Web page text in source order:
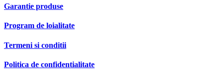
Garantie produse
Program de loialitate
Termeni si conditii
Politica de confidentialitate